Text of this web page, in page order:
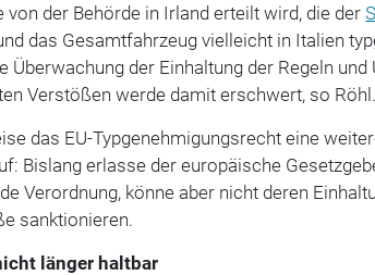
von der Behörde in Irland erteilt wird, die der
das Gesamtfahrzeug vielleicht in Italien
Überwachung der Einhaltung der Regeln und
Verstößen werde damit erschwert, so Röhl.
das EU-Typgenehmigungsrecht eine
Bislang erlasse der europäische
Verordnung, könne aber nicht deren
sanktionieren.
länger haltbar